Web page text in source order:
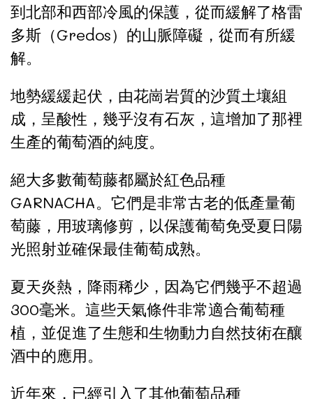
到北部和西部冷風的保護，從而緩解了格雷
多斯（Gredos）的山脈障礙，從而有所緩
解。
地勢緩緩起伏，由花崗岩質的沙質土壤組
成，呈酸性，幾乎沒有石灰，這增加了那裡
生產的葡萄酒的純度。
絕大多數葡萄藤都屬於紅色品種
GARNACHA。它們是非常古老的低產量葡
萄藤，用玻璃修剪，以保護葡萄免受夏日陽
光照射並確保最佳葡萄成熟。
夏天炎熱，降雨稀少，因為它們幾乎不超過
300毫米。這些天氣條件非常適合葡萄種
植，並促進了生態和生物動力自然技術在釀
酒中的應用。
近年來，已經引入了其他葡萄品種